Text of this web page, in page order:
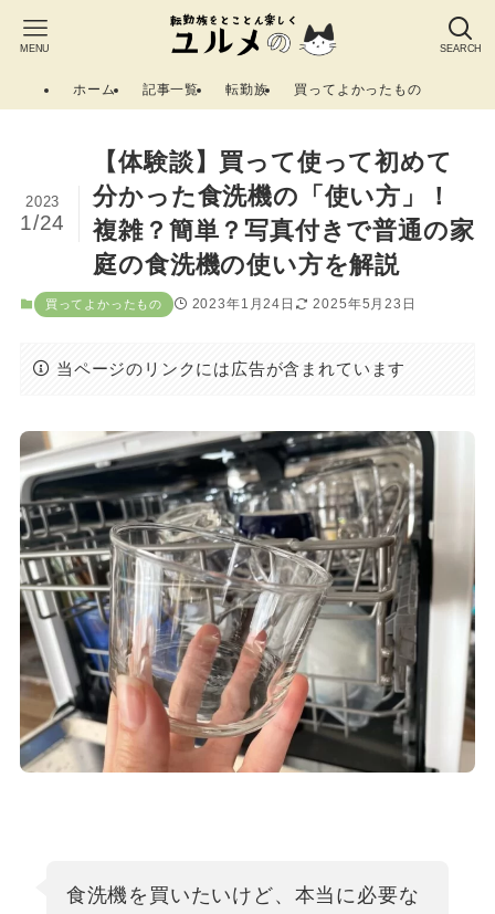
SEARCH
MENU
ホーム 記事一覧 転勤族 買ってよかったもの
【体験談】買って使って初めて
分かった食洗機の「使い方」！
複雑？簡単？写真付きで普通の家
庭の食洗機の使い方を解説
2023
1/24
買ってよかったもの 2023年1月24日 2025年5月23日
当ページのリンクには広告が含まれています
食洗機を買いたいけど、本当に必要な